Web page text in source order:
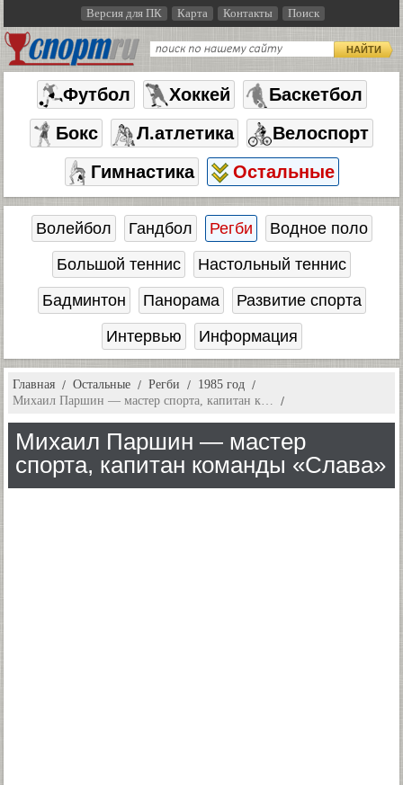
Версия для ПК Карта Контакты Поиск
НАЙТИ
Футбол Хоккей
Баскетбол
Бокс
Л.атлетика
Велоспорт
Гимнастика
Остальные
Волейбол Гандбол Регби
Водное поло
Большой теннис
Настольный теннис
Бадминтон
Панорама
Развитие спорта
Интервью
Информация
Главная Остальные Регби
1985 год
Михаил Паршин — мастер спорта, капитан к…
Михаил Паршин — мастер
спорта, капитан команды «Слава»